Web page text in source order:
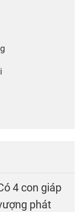
4 con giáp
phát